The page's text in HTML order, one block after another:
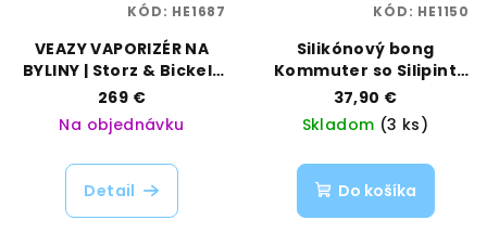
VEAZY VAPORIZÉR NA
BYLINY | Storz & Bickel |
Vaporama
269 €
Na objednávku
Detail
KÓD: HE1687
Silikónový bong
Kommuter so Silipint
pohárom – Blue |
PieceMaker | Vaporama
37,90 €
Skladom (3 ks)
Do košíka
KÓD: HE1150